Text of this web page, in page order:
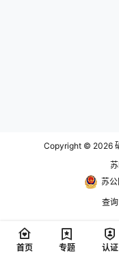
Copyright © 2026
苏
查
首页 专题 认证